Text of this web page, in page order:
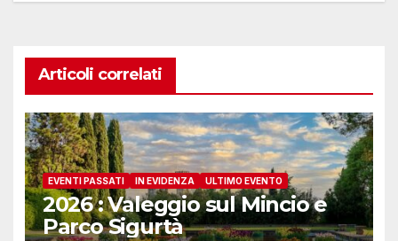
Articoli correlati
EVENTI PASSATI IN EVIDENZA ULTIMO EVENTO
2026 : Valeggio sul Mincio e
Parco Sigurtà